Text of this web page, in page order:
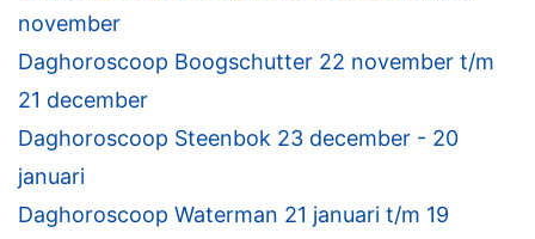
november
Daghoroscoop Boogschutter 22 november t/m
21 december
Daghoroscoop Steenbok 23 december - 20
januari
Daghoroscoop Waterman 21 januari t/m 19